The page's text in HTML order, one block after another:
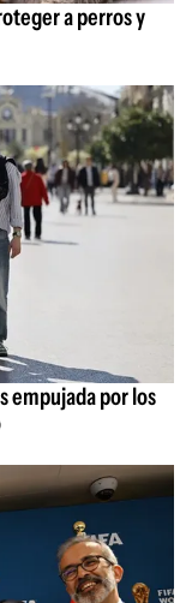
a perros y
empujada por los